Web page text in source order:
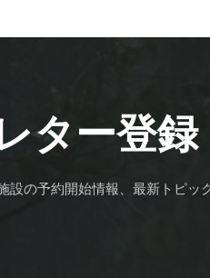
ター登録
の予約開始情報、最新トピッ